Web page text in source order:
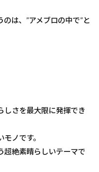
は、”アメブロの中で”と
しさを最大限に発揮でき
ノです。
超絶素晴らしいテーマで